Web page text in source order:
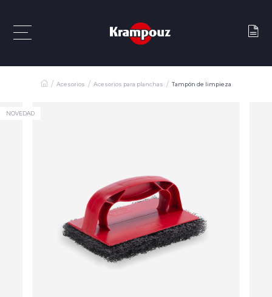
Acesorios Acesorios para planchas Tampón de limpieza
NOVEDAD